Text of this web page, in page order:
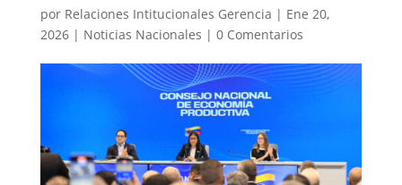
por Relaciones Intitucionales Gerencia | Ene 20,
2026| Noticias Nacionales | 0 Comentarios